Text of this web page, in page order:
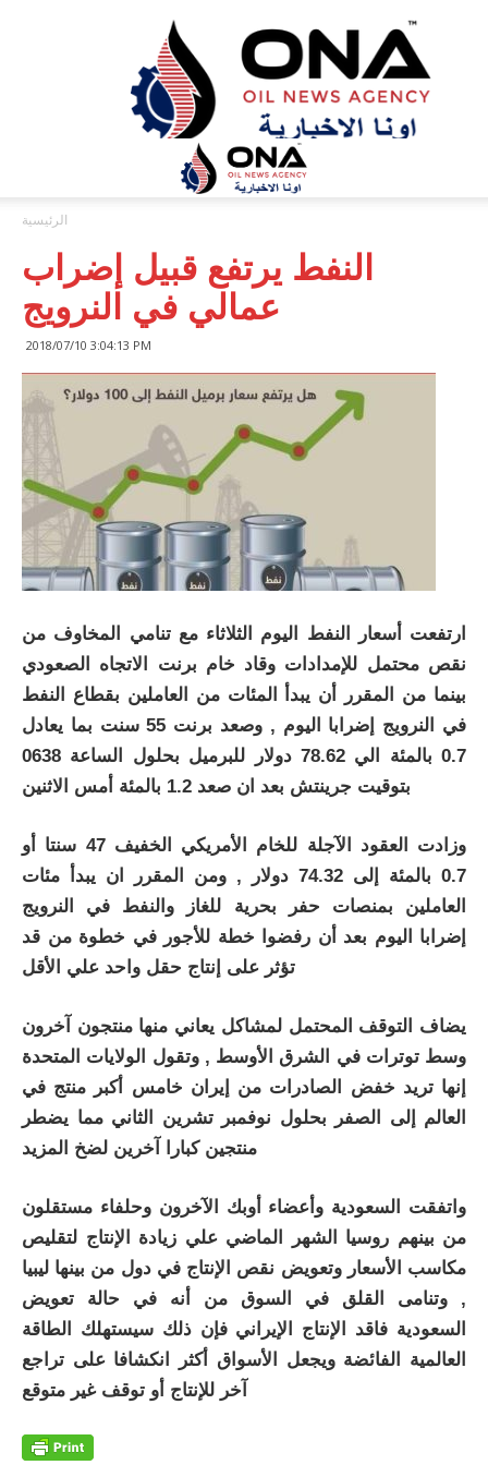
ONA™
NEWS
/
أونا
الاخبارية
الرئيسية
النفط يرتفع قبيل إضراب
عمالي في النرويج
2018/07/10 3:04:13 PM
ارتفعت أسعار النفط اليوم الثلاثاء مع تنامي المخاوف من
نقص محتمل للإمدادات وقاد خام برنت الاتجاه الصعودي
بينما من المقرر أن يبدأ المئات من العاملين بقطاع النفط
في النرويج إضرابا اليوم , وصعد برنت 55 سنت بما يعادل
0.7 بالمئة الي 78.62 دولار للبرميل بحلول الساعة 0638
بتوقيت جرينتش بعد ان صعد 1.2 بالمئة أمس الاثنين
وزادت العقود الآجلة للخام الأمريكي الخفيف 47 سنتا أو
0.7 بالمئة إلى 74.32 دولار , ومن المقرر ان يبدأ مئات
العاملين بمنصات حفر بحرية للغاز والنفط في النرويج
إضرابا اليوم بعد أن رفضوا خطة للأجور في خطوة من قد
تؤثر على إنتاج حقل واحد علي الأقل
يضاف التوقف المحتمل لمشاكل يعاني منها منتجون آخرون
وسط توترات في الشرق الأوسط , وتقول الولايات المتحدة
إنها تريد خفض الصادرات من إيران خامس أكبر منتج في
العالم إلى الصفر بحلول نوفمبر تشرين الثاني مما يضطر
منتجين كبارا آخرين لضخ المزيد
واتفقت السعودية وأعضاء أوبك الآخرون وحلفاء مستقلون
من بينهم روسيا الشهر الماضي علي زيادة الإنتاج لتقليص
مكاسب الأسعار وتعويض نقص الإنتاج في دول من بينها ليبيا
, وتنامى القلق في السوق من أنه في حالة تعويض
السعودية فاقد الإنتاج الإيراني فإن ذلك سيستهلك الطاقة
العالمية الفائضة ويجعل الأسواق أكثر انكشافا على تراجع
آخر للإنتاج أو توقف غير متوقع